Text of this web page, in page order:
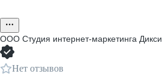
ООО Студия интернет-маркетинга Дикси
Нет отзывов